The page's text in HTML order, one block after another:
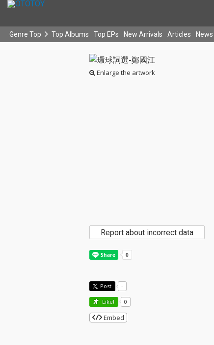
Genre Top Top Albums Top EPs New Arrivals Articles News
Enlarge the artwork
Report about incorrect data
Post -
Like! 0
Embed